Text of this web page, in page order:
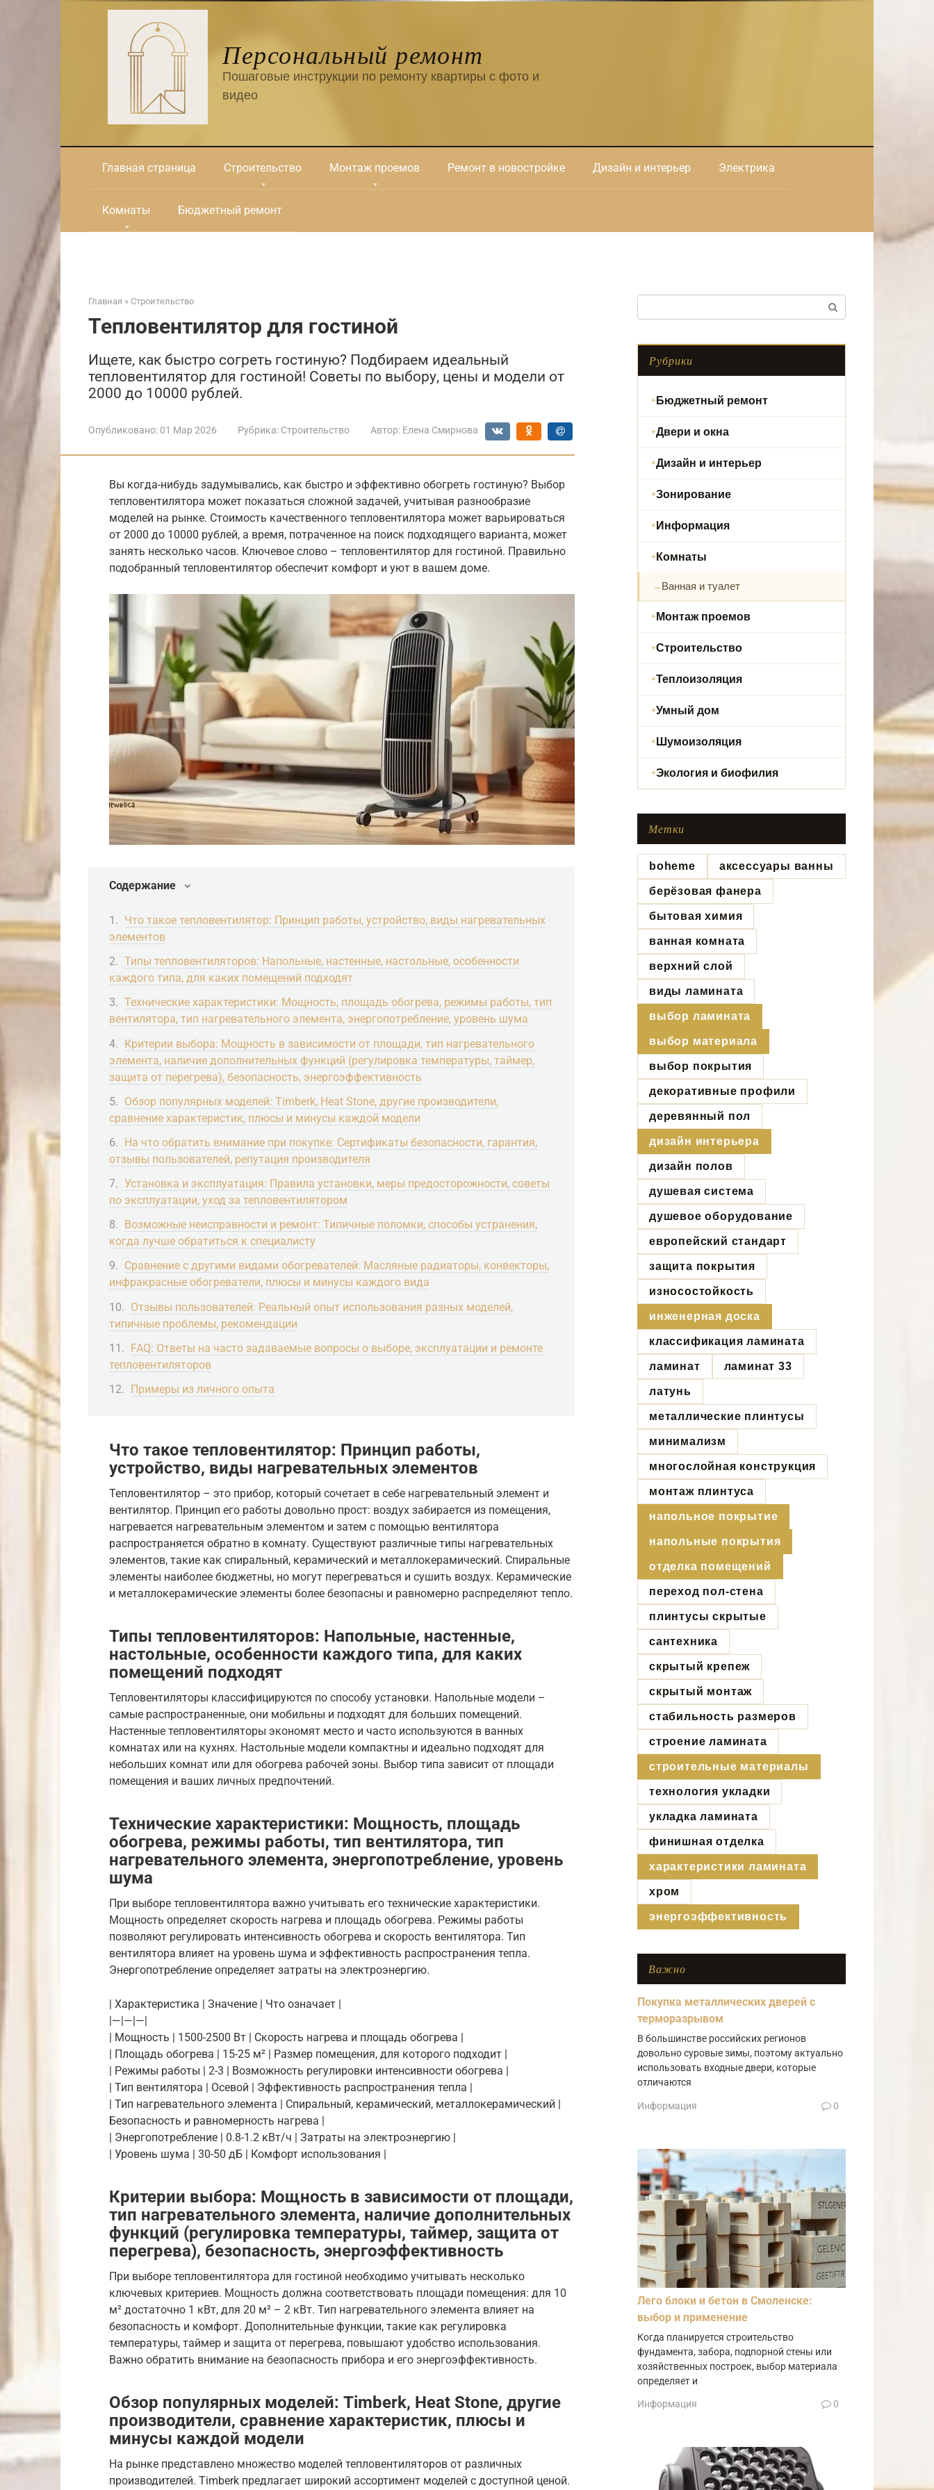
Персональный ремонт
Пошаговые инструкции по ремонту квартиры с фото и
видео
Главная страница Строительство Монтаж проемов Ремонт в новостройке Дизайн и интерьер Электрика
Комнаты Бюджетный ремонт
Главная » Строительство
Тепловентилятор для гостиной
Ищете, как быстро согреть гостиную? Подбираем идеальный
тепловентилятор для гостиной! Советы по выбору, цены и модели от
2000 до 10000 рублей.
Опубликовано: 01 Мар 2026 Рубрика: Строительство Автор: Елена Смирнова
Вы когда-нибудь задумывались, как быстро и эффективно обогреть гостиную? Выбор
тепловентилятора может показаться сложной задачей, учитывая разнообразие
моделей на рынке. Стоимость качественного тепловентилятора может варьироваться
от 2000 до 10000 рублей, а время, потраченное на поиск подходящего варианта, может
занять несколько часов. Ключевое слово – тепловентилятор для гостиной. Правильно
подобранный тепловентилятор обеспечит комфорт и уют в вашем доме.
Содержание
Что такое тепловентилятор: Принцип работы, устройство, виды нагревательных
элементов
Типы тепловентиляторов: Напольные, настенные, настольные, особенности
каждого типа, для каких помещений подходят
Технические характеристики: Мощность, площадь обогрева, режимы работы, тип
вентилятора, тип нагревательного элемента, энергопотребление, уровень шума
Критерии выбора: Мощность в зависимости от площади, тип нагревательного
элемента, наличие дополнительных функций (регулировка температуры, таймер,
защита от перегрева), безопасность, энергоэффективность
Обзор популярных моделей: Timberk, Heat Stone, другие производители,
сравнение характеристик, плюсы и минусы каждой модели
На что обратить внимание при покупке: Сертификаты безопасности, гарантия,
отзывы пользователей, репутация производителя
Установка и эксплуатация: Правила установки, меры предосторожности, советы
по эксплуатации, уход за тепловентилятором
Возможные неисправности и ремонт: Типичные поломки, способы устранения,
когда лучше обратиться к специалисту
Сравнение с другими видами обогревателей: Масляные радиаторы, конвекторы,
инфракрасные обогреватели, плюсы и минусы каждого вида
Отзывы пользователей: Реальный опыт использования разных моделей,
типичные проблемы, рекомендации
FAQ: Ответы на часто задаваемые вопросы о выборе, эксплуатации и ремонте
тепловентиляторов
Примеры из личного опыта
Что такое тепловентилятор: Принцип работы,
устройство, виды нагревательных элементов
Тепловентилятор – это прибор, который сочетает в себе нагревательный элемент и
вентилятор. Принцип его работы довольно прост: воздух забирается из помещения,
нагревается нагревательным элементом и затем с помощью вентилятора
распространяется обратно в комнату. Существуют различные типы нагревательных
элементов, такие как спиральный, керамический и металлокерамический. Спиральные
элементы наиболее бюджетны, но могут перегреваться и сушить воздух. Керамические
и металлокерамические элементы более безопасны и равномерно распределяют тепло.
Типы тепловентиляторов: Напольные, настенные,
настольные, особенности каждого типа, для каких
помещений подходят
Тепловентиляторы классифицируются по способу установки. Напольные модели –
самые распространенные, они мобильны и подходят для больших помещений.
Настенные тепловентиляторы экономят место и часто используются в ванных
комнатах или на кухнях. Настольные модели компактны и идеально подходят для
небольших комнат или для обогрева рабочей зоны. Выбор типа зависит от площади
помещения и ваших личных предпочтений.
Технические характеристики: Мощность, площадь
обогрева, режимы работы, тип вентилятора, тип
нагревательного элемента, энергопотребление, уровень
шума
При выборе тепловентилятора важно учитывать его технические характеристики.
Мощность определяет скорость нагрева и площадь обогрева. Режимы работы
позволяют регулировать интенсивность обогрева и скорость вентилятора. Тип
вентилятора влияет на уровень шума и эффективность распространения тепла.
Энергопотребление определяет затраты на электроэнергию.
| Характеристика | Значение | Что означает |
|—|—|—|
| Мощность | 1500-2500 Вт | Скорость нагрева и площадь обогрева |
| Площадь обогрева | 15-25 м² | Размер помещения, для которого подходит |
| Режимы работы | 2-3 | Возможность регулировки интенсивности обогрева |
| Тип вентилятора | Осевой | Эффективность распространения тепла |
| Тип нагревательного элемента | Спиральный, керамический, металлокерамический |
Безопасность и равномерность нагрева |
| Энергопотребление | 0.8-1.2 кВт/ч | Затраты на электроэнергию |
| Уровень шума | 30-50 дБ | Комфорт использования |
Критерии выбора: Мощность в зависимости от площади,
тип нагревательного элемента, наличие дополнительных
функций (регулировка температуры, таймер, защита от
перегрева), безопасность, энергоэффективность
При выборе тепловентилятора для гостиной необходимо учитывать несколько
ключевых критериев. Мощность должна соответствовать площади помещения: для 10
м² достаточно 1 кВт, для 20 м² – 2 кВт. Тип нагревательного элемента влияет на
безопасность и комфорт. Дополнительные функции, такие как регулировка
температуры, таймер и защита от перегрева, повышают удобство использования.
Важно обратить внимание на безопасность прибора и его энергоэффективность.
Обзор популярных моделей: Timberk, Heat Stone, другие
производители, сравнение характеристик, плюсы и
минусы каждой модели
На рынке представлено множество моделей тепловентиляторов от различных
производителей. Timberk предлагает широкий ассортимент моделей с доступной ценой.
Рубрики
Бюджетный ремонт
Двери и окна
Дизайн и интерьер
Зонирование
Информация
Комнаты
Ванная и туалет
Монтаж проемов
Строительство
Теплоизоляция
Умный дом
Шумоизоляция
Экология и биофилия
Метки
boheme аксессуары ванны
берёзовая фанера
бытовая химия
ванная комната
верхний слой
виды ламината
выбор ламината
выбор материала
выбор покрытия
декоративные профили
деревянный пол
дизайн интерьера
дизайн полов
душевая система
душевое оборудование
европейский стандарт
защита покрытия
износостойкость
инженерная доска
классификация ламината
ламинат ламинат 33
латунь
металлические плинтусы
минимализм
многослойная конструкция
монтаж плинтуса
напольное покрытие
напольные покрытия
отделка помещений
переход пол-стена
плинтусы скрытые
сантехника
скрытый крепеж
скрытый монтаж
стабильность размеров
строение ламината
строительные материалы
технология укладки
укладка ламината
финишная отделка
характеристики ламината
хром
энергоэффективность
Важно
Покупка металлических дверей с
терморазрывом
В большинстве российских регионов
довольно суровые зимы, поэтому актуально
использовать входные двери, которые
отличаются
Информация 0
Лего блоки и бетон в Смоленске:
выбор и применение
Когда планируется строительство
фундамента, забора, подпорной стены или
хозяйственных построек, выбор материала
определяет и
Информация 0